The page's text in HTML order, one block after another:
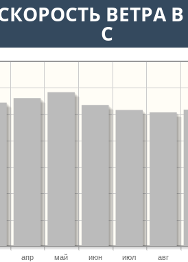
ВЕТРА
С
апр май июн июл авг